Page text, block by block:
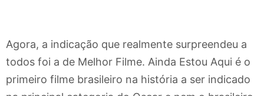
Agora, a indicação que realmente surpreendeu a
todos foi a de Melhor Filme. Ainda Estou Aqui é o
primeiro filme brasileiro na história a ser indicado